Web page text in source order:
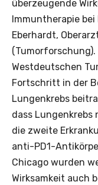
überzeugende
Immuntherapie bei
Eberhardt,
(Tumorforschung).
Westdeutschen
Fortschritt in der
Lungenkrebs
dass Lungenkrebs
die zweite
anti-PD1-
Chicago wurden
Wirksamkeit auch